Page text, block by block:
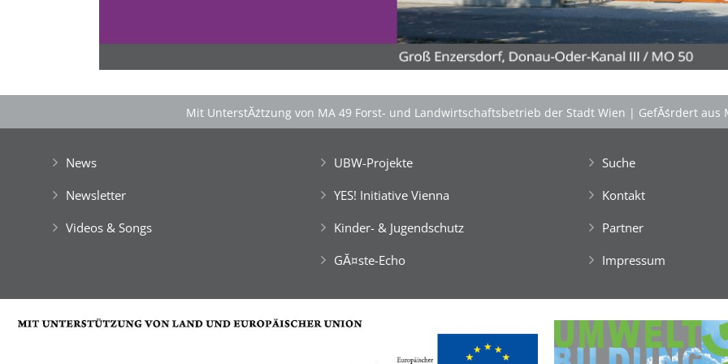
gestalten, kreativ ein FloĂŸ bauen, im NaturgewĂ¤sser
baden, klettern, tĂźmpeln, mikroskopieren â€Ś dem
Knistern am Lagerfeuer lauschen, abends die Au
erkunden und viele weitere Abenteuer erleben!
PĂ¤dagog*innen wissen zu begeistern. Sie sorgen rund
um die Uhr um das Wohl der Kinder, fĂźr Bewegung
und Freude im Camp-Alltag, â€Ś ebenso fĂźr die
'CateringInsel' frisch zubereiteten, kĂśstlichen Bio-
> 'Schlafnester CampLodges'
Spontan anfragen,
Kinder, Geschwister & Freund*innen begeistern
Mit UnterstĂźtzung von MA 49 Forst- und Landwirtschaftsbetrieb der Stadt Wien | GefĂśrdert aus
News
Newsletter
Videos & Songs
UBW-Projekte
YES! Initiative Vienna
Kinder- & Jugendschutz
GĂ¤ste-Echo
Suche
Kontakt
Partner
Impressum